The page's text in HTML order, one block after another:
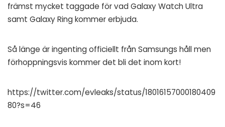
främst mycket taggade för vad Galaxy Watch Ultra
samt Galaxy Ring kommer erbjuda.
Så länge är ingenting officiellt från Samsungs håll men
förhoppningsvis kommer det bli det inom kort!
https://twitter.com/evleaks/status/18016157000180409
80?s=46